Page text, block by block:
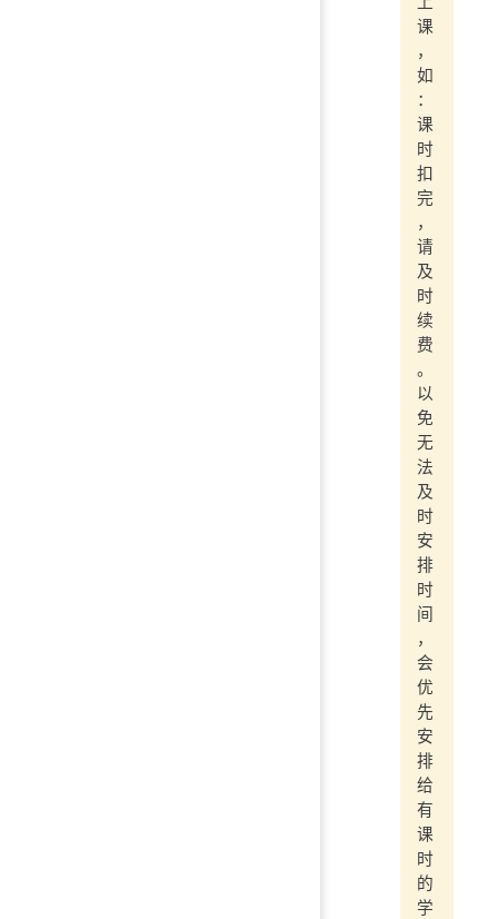
课
，
如
：
课
时
扣
完
，
请
及
时
续
费
。
以
免
无
法
及
时
安
排
时
间
，
会
优
先
安
排
给
有
课
时
的
学